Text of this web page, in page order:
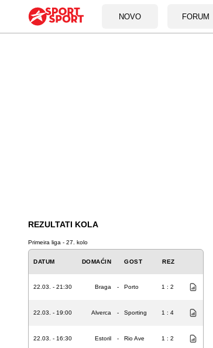
NOVO FORUM
REZULTATI KOLA
Primeira liga - 27. kolo
DATUM DOMAĆIN GOST REZ
22.03. - 21:30 Braga - Porto 1 : 2
22.03. - 19:00 Alverca - Sporting 1 : 4
22.03. - 16:30 Estoril - Rio Ave 1 : 2